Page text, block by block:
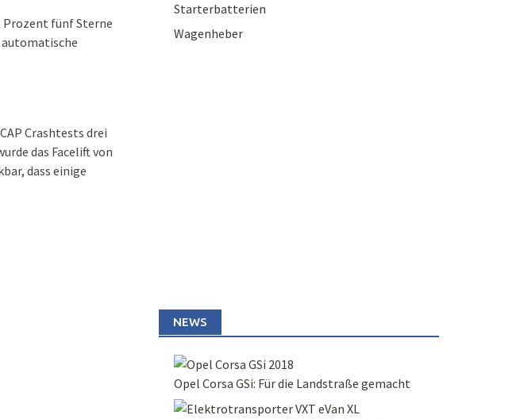
Prozent fünf Sterne
automatische
Crashtests drei
das Facelift von
dass einige
Starterbatterien
Wagenheber
NEWS
Opel Corsa GSi: Für die Landstraße gemacht